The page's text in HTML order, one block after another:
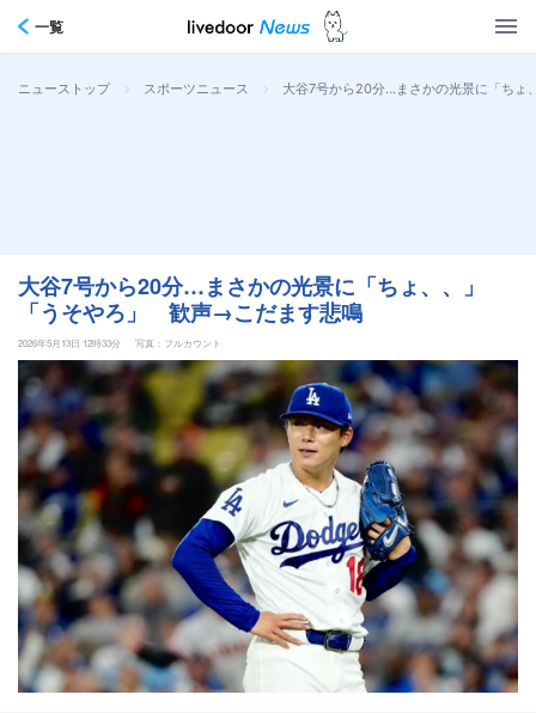
一覧
ニューストップ > スポーツニュース > 大谷7号から20分…まさかの光景に「ち
大谷7号から20分…まさかの光景に「ちょ、、」
「うそやろ」 歓声→こだます悲鳴
2026年5月13日 12時33分 写真：フルカウント